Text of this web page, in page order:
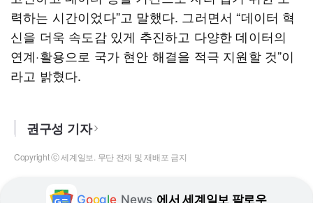
력하는 시간이었다”고 말했다. 그러면서 “데이터 혁
신을 더욱 속도감 있게 추진하고 다양한 데이터의
연계·활용으로 국가 현안 해결을 적극 지원할 것”이
라고 밝혔다.
권구성 기자
Copyright ⓒ 세계일보. 무단 전재 및 재배포 금지
Google News 에서 세계일보 팔로우